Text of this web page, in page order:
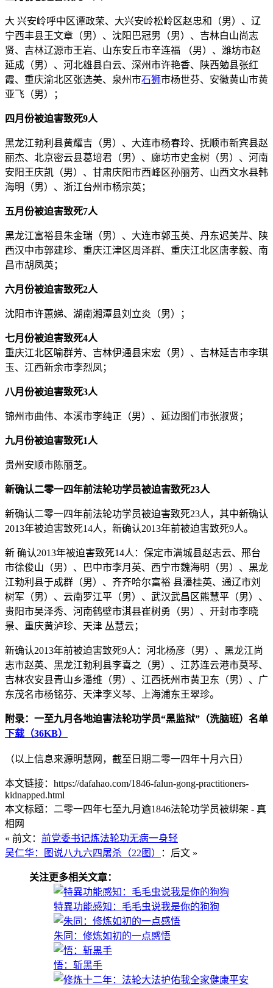
大 兴安岭呼中区谭政荣、大兴安岭松岭区赵忠和（男）、辽
宁西丰县王文章（男）、沈阳巴冠男（男）、吉林白山尚志
贤、吉林辽源市王岩、山东安丘市辛连福 （男）、潍坊市赵
延成（男）、河北雄县白云、深州市许艳香、陕西勉县张红
霞、重庆渝北区张选美、泉州市石狮市杨世芬、安徽黄山市黄
亚飞（男）；
四月份被迫害致死9人
黑龙江勃利县黄耀吉（男）、大连市杨春玲、抚顺市新宾县赵
丽杰、北京密云县葛培君（男）、廊坊市史金树（男）、河南
安阳王庆凯（男）、甘肃庆阳市西峰区孙丽芳、山西文水县韩
海明（男）、浙江台州市杨宗英；
五月份被迫害致死7人
黑龙江富裕县朱金瑞（男）、大连市郭玉英、丹东迟美芹、陕
西汉中市郭建珍、重庆江津区周泽群、重庆江北区唐孝毅、南
昌市胡凤英；
六月份被迫害致死2人
沈阳市许蕙娣、湖南湘潭县刘立炎（男）；
七月份被迫害致死4人
重庆江北区喻群芳、吉林伊通县宋宏（男）、吉林延吉市李琪
玉、江西新余市李烈凤；
八月份被迫害致死3人
锦州市曲伟、本溪市李纯正（男）、延边图们市张淑贤；
九月份被迫害致死1人
贵州安顺市陈丽芝。
新确认二零一四年前法轮功学员被迫害致死23人
新确认二零一四年前法轮功学员被迫害致死23人，其中新确认
2013年被迫害致死14人，新确认2013年前被迫害致死9人。
新 确认2013年被迫害致死14人：保定市满城县赵志云、邢台
市徐俊山（男）、巴中市李月英、西宁市魏海明（男）、黑龙
江勃利县于成群（男）、齐齐哈尔富裕 县潘桂英、通辽市刘
树军（男）、云南罗江平（男）、武汉武昌区熊慧平（男）、
贵阳市吴泽秀、河南鹤壁市淇县崔树勇（男）、开封市李晓
景、重庆黄泸珍、天津 丛慧云；
新确认2013年前被迫害致死9人：河北杨彦（男）、黑龙江尚
志市赵英、黑龙江勃利县李喜之（男）、江苏连云港市莫琴、
吉林农安县青山乡潘维（男）、江西抚州市黄卫东（男）、广
东茂名市杨铭芬、天津李义琴、上海浦东王翠珍。
附录：一至九月各地迫害法轮功学员“黑监狱”（洗脑班）名单
下载（36KB）
（以上信息来源明慧网，截至日期二零一四年十月六日）
本文链接：https://dafahao.com/1846-falun-gong-practitioners-
kidnapped.html
本文标题：二零一四年七至九月逾1846法轮功学员被绑架 - 真
相网
« 前文： 前党委书记炼法轮功无病一身轻
吴仁华：图说八九六四屠杀（22图）
：后文 »
关注更多相关文章：
特異功能感知：毛毛虫说我是你的狗狗
朱同：修炼如初的一点感悟
悟：斩黑手